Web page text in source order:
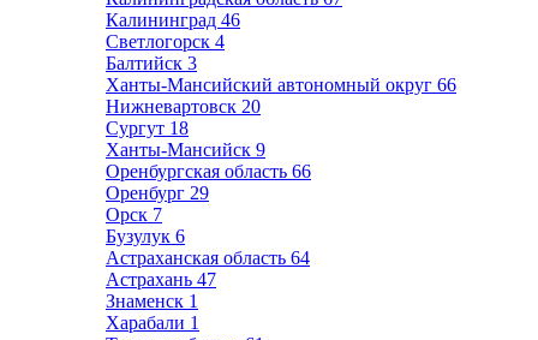
Калининград 46
Светлогорск 4
Балтийск 3
Ханты-Мансийский автономный округ 66
Нижневартовск 20
Сургут 18
Ханты-Мансийск 9
Оренбургская область 66
Оренбург 29
Орск 7
Бузулук 6
Астраханская область 64
Астрахань 47
Знаменск 1
Харабали 1